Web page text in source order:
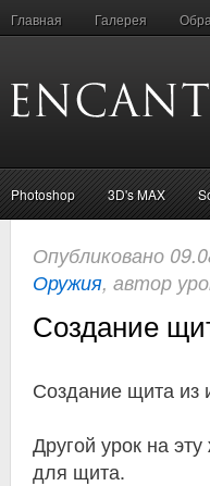
Главная Галерея
Photoshop 3D's MAX
Опубликовано
Оружия, автор
Создание
Создание щита из
Другой урок на
для щита.